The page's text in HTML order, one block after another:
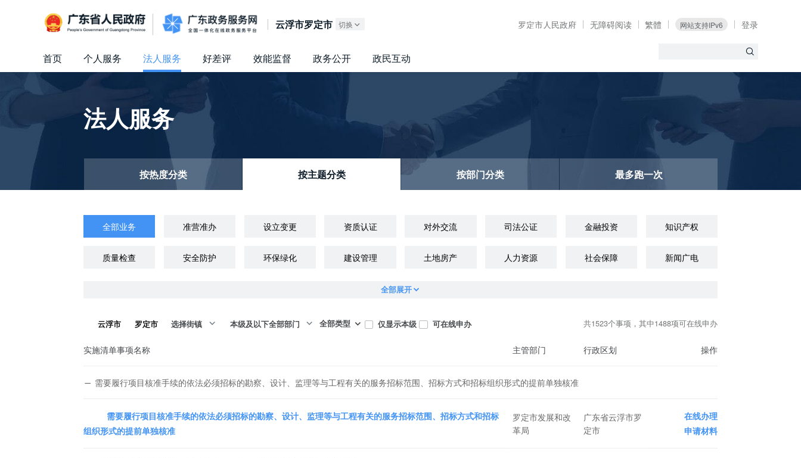
留言信箱
建言献策
信访相关法规
便民服务
百姓论坛
政府热线
网上调查
在线访谈
法律服务
领导信箱
未加载图片
政务微博
网络问政
意见征集
部门信箱
信访常见问题
信件回复
网上举报
公众监督
我要留言
广东省人民政府 广东政务服务网
云浮市罗定市 切换 罗定市人民政府 无障碍阅读 繁體 网站支持IPv6 登录
首页 个人服务 法人服务 好差评 效能监督 政务公开 政民互动
法人服务
按热度分类 按主题分类 按部门分类 最多跑一次
全部业务 准营准办 设立变更 资质认证 对外交流 司法公证 金融投资 知识产权
质量检查 安全防护 环保绿化 建设管理 土地房产 人力资源 社会保障 新闻广电
全部展开
云浮市 罗定市 选择街镇 本级及以下全部部门 全部类型 仅显示本级 可在线申办 共1523个事项，其中1488项可在线申办
实施清单事项名称 主管部门 行政区划 操作
需要履行项目核准手续的依法必须招标的勘察、设计、监理等与工程有关的服务招标范围、招标方式和招标组织形式的提前单独核准
需要履行项目核准手续的依法必须招标的勘察、设计、监理等与工程有关的服务招标范围、招标方式和招标
组织形式的提前单独核准
罗定市发展和改
革局
广东省云浮市罗
定市
在线办理
申请材料